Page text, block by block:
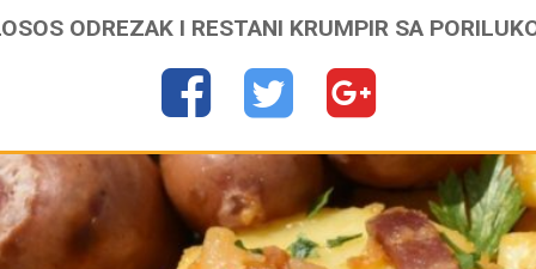
ODREZAK I RESTANI KRUMPIR SA